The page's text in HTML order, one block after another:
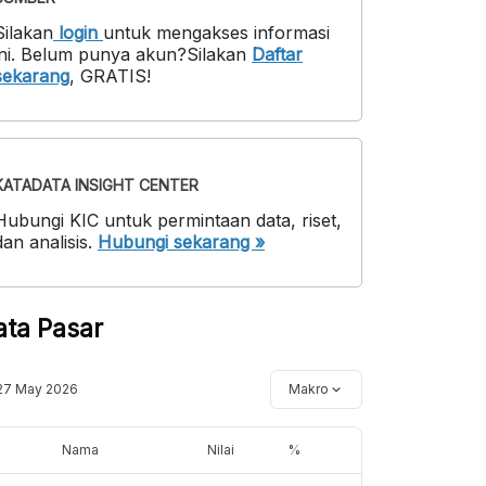
login untuk mengakses informasi
. Belum punya akun?Silakan Daftar
, GRATIS!
INSIGHT CENTER
KIC untuk permintaan data, riset,
analisis. Hubungi sekarang »
Pasar
May 2026 Makro
Nama Nilai %